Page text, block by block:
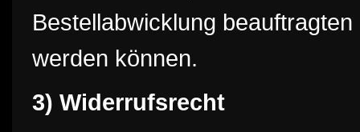
Bestellabwicklung
werden können.
3) Widerrufsrecht